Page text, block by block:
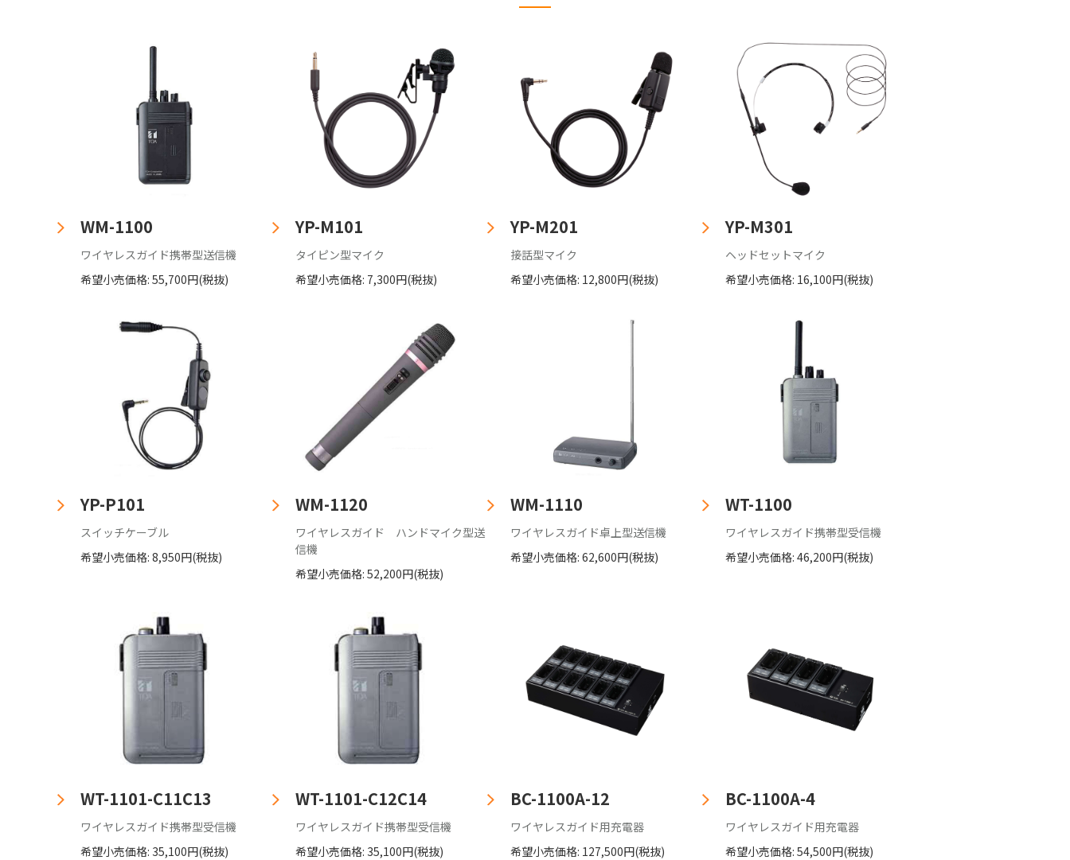
WM-1100
ワイヤレスガイド携帯型送信機
希望小売価格: 55,700円(税抜)
YP-M101
タイピン型マイク
希望小売価格: 7,300円(税抜)
YP-M201
接話型マイク
希望小売価格: 12,800円(税抜)
YP-M301
ヘッドセットマイク
希望小売価格: 16,100円(税抜)
YP-P101
スイッチケーブル
希望小売価格: 8,950円(税抜)
WM-1120
ワイヤレスガイド ハンドマイク型送
信機
希望小売価格: 52,200円(税抜)
WM-1110
ワイヤレスガイド卓上型送信機
希望小売価格: 62,600円(税抜)
WT-1100
ワイヤレスガイド携帯型受信機
希望小売価格: 46,200円(税抜)
WT-1101-C11C13
ワイヤレスガイド携帯型受信機
希望小売価格: 35,100円(税抜)
WT-1101-C12C14
ワイヤレスガイド携帯型受信機
希望小売価格: 35,100円(税抜)
BC-1100A-12
ワイヤレスガイド用充電器
希望小売価格: 127,500円(税抜)
BC-1100A-4
ワイヤレスガイド用充電器
希望小売価格: 54,500円(税抜)